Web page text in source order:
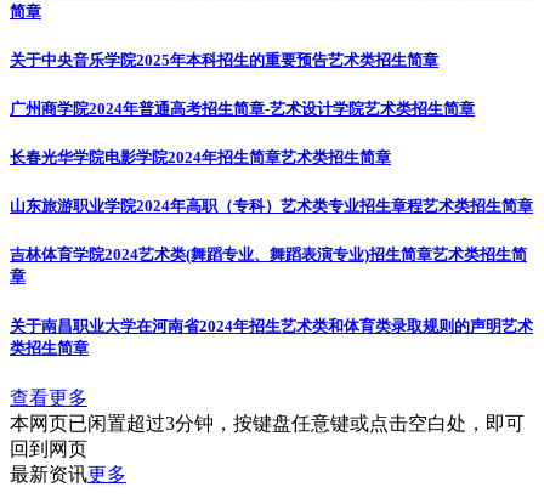
简章
关于中央音乐学院2025年本科招生的重要预告艺术类招生简章
广州商学院2024年普通高考招生简章-艺术设计学院艺术类招生简章
长春光华学院电影学院2024年招生简章艺术类招生简章
山东旅游职业学院2024年高职（专科）艺术类专业招生章程艺术类招生简章
吉林体育学院2024艺术类(舞蹈专业、舞蹈表演专业)招生简章艺术类招生简
章
关于南昌职业大学在河南省2024年招生艺术类和体育类录取规则的声明艺术
类招生简章
查看更多
本网页已闲置超过3分钟，按键盘任意键或点击空白处，即可
回到网页
最新资讯更多